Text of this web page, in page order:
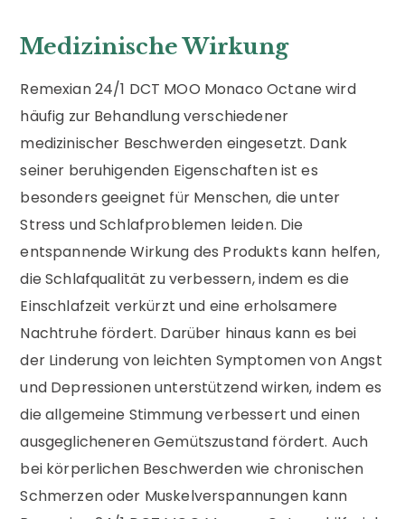
Medizinische Wirkung
Remexian 24/1 DCT MOO Monaco Octane wird
häufig zur Behandlung verschiedener
medizinischer Beschwerden eingesetzt. Dank
seiner beruhigenden Eigenschaften ist es
besonders geeignet für Menschen, die unter
Stress und Schlafproblemen leiden. Die
entspannende Wirkung des Produkts kann helfen,
die Schlafqualität zu verbessern, indem es die
Einschlafzeit verkürzt und eine erholsamere
Nachtruhe fördert. Darüber hinaus kann es bei
der Linderung von leichten Symptomen von Angst
und Depressionen unterstützend wirken, indem es
die allgemeine Stimmung verbessert und einen
ausgeglicheneren Gemütszustand fördert. Auch
bei körperlichen Beschwerden wie chronischen
Schmerzen oder Muskelverspannungen kann